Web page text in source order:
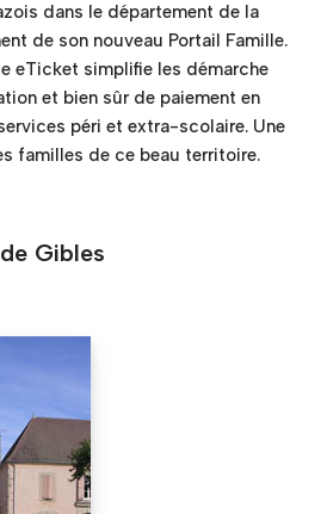
dans le département de la
de son nouveau Portail Famille.
eTicket simplifie les démarche
et bien sûr de paiement en
péri et extra-scolaire. Une
familles de ce beau territoire.
Gibles